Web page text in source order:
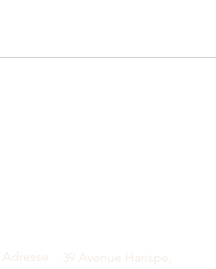
Adresse 39 Avenue Harispe,